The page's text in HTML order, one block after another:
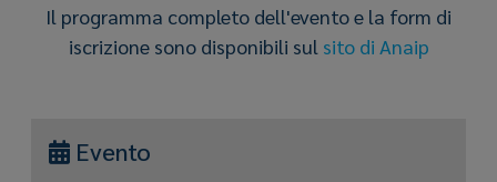
Il programma completo dell'evento e la form di
iscrizione sono disponibili sul sito di Anaip
Evento